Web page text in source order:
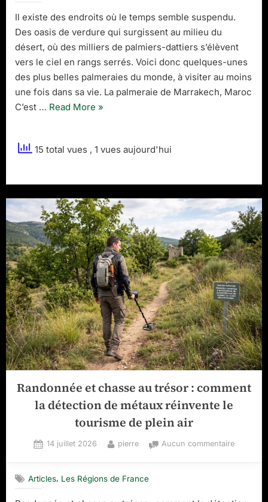
du
:
entre
nature
Il existe des endroits où le temps semble suspendu.
Des oasis de verdure qui surgissent au milieu du
désert, où des milliers de palmiers-dattiers s’élèvent
vers le ciel en rangs serrés. Voici donc quelques-unes
des plus belles palmeraies du monde, à visiter au moins
une fois dans sa vie. La palmeraie de Marrakech, Maroc
C’est … Read More “Les
palmeraies
:
un
voyage
entre
nature
et
tradition”
»
15 total vues , 1 vues aujourd'hui
Randonnée et chasse au trésor : comment
la détection de métaux réinvente le
tourisme de plein air
Posted
14 juillet 2026 By
pierre Aucun commentairesur
Articles, Les Régions de France